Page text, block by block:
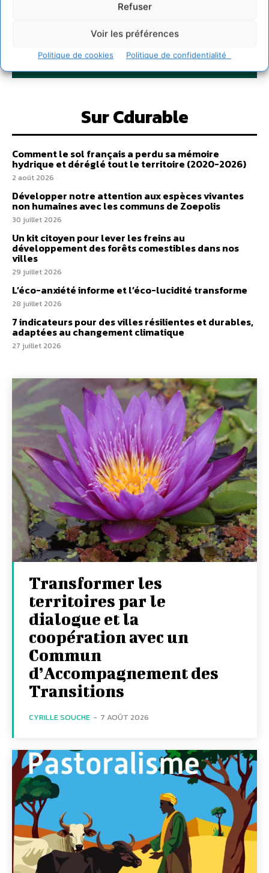
Refuser
Voir les préférences
Politique de cookies Politique de confidentialité
Sur Cdurable
Comment le sol français a perdu sa mémoire
hydrique et déréglé tout le territoire (2020-2026)
2 août 2026
Développer notre attention aux espèces vivantes
non humaines avec les communs de Zoepolis
30 juillet 2026
Un kit citoyen pour lever les freins au
développement des forêts comestibles dans nos
villes
29 juillet 2026
L’éco-anxiété informe et l’éco-lucidité transforme
28 juillet 2026
7 indicateurs pour des villes résilientes et durables,
adaptées au changement climatique
27 juillet 2026
Transformer les
territoires par le
dialogue et la
coopération avec un
Commun
d’Accompagnement des
Transitions
CYRILLE SOUCHE - 7 AOÛT 2026